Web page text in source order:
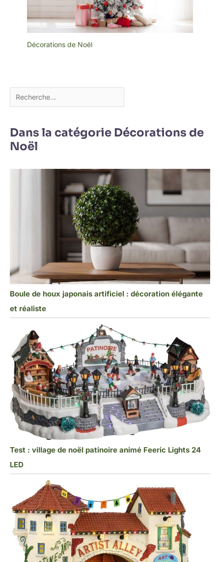
pour créer une
atmosphère de vacances
chaleureuse. Remarque :
évitez de plonger le
boîtier à piles dans l'eau
pendant une longue
Décorations de Noël
Dans la catégorie Décorations de
Noël
Boule de houx japonais artificiel : décoration élégante
et réaliste
Test : village de noël patinoire animé Feeric Lights 24
LED